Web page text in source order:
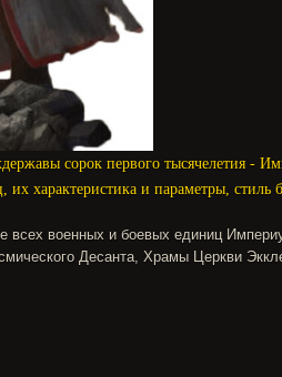
сорок первого тысячелетия -
их характеристика и параметры, стиль
всех военных и боевых единиц
Десанта, Храмы Церкви